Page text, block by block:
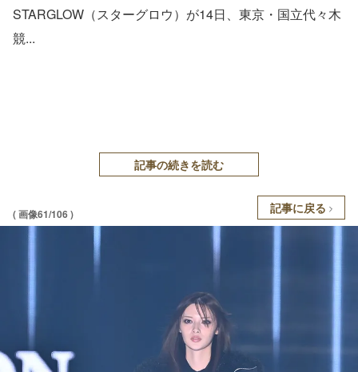
STARGLOW（スターグロウ）が14日、東京・国立代々木
競...
記事の続きを読む
( 画像61/106 ) 記事に戻る